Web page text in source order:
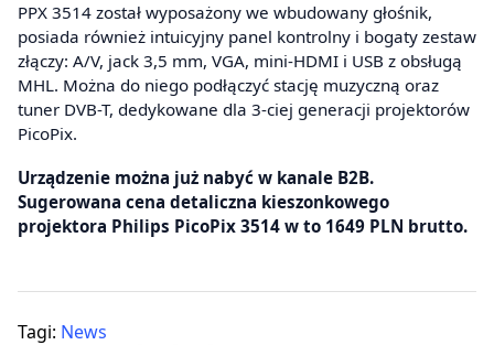
PPX 3514 został wyposażony we wbudowany głośnik,
posiada również intuicyjny panel kontrolny i bogaty zestaw
złączy: A/V, jack 3,5 mm, VGA, mini-HDMI i USB z obsługą
MHL. Można do niego podłączyć stację muzyczną oraz
tuner DVB-T, dedykowane dla 3-ciej generacji projektorów
PicoPix.
Urządzenie można już nabyć w kanale B2B.
Sugerowana cena detaliczna kieszonkowego
projektora Philips PicoPix 3514 w to 1649 PLN brutto.
Tagi: News